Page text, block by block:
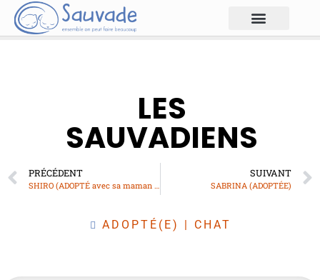
LES
SAUVADIENS
PRÉCÉDENT
SHIRO (ADOPTÉ avec sa maman JUNA)
SUIVANT
SABRINA (ADOPTÉE)
ADOPTÉ(E) | CHAT